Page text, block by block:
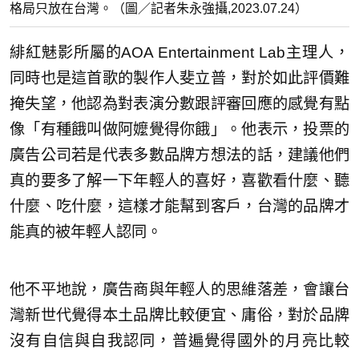
格局只放在台灣。（圖／記者朱永強攝,2023.07.24）
緋紅魅影所屬的AOA Entertainment Lab主理人，
同時也是這首歌的製作人斐立普，對於如此評價難
掩失望，他認為對表演分數跟評審回應的感覺有點
像「有種餓叫做阿嬤覺得你餓」。他表示，投票的
廣告公司若是代表多數品牌方想法的話，建議他們
真的要多了解一下年輕人的喜好，喜歡看什麼、聽
什麼、吃什麼，這樣才能幫到客戶，台灣的品牌才
能真的被年輕人認同。
他不平地說，廣告商與年輕人的思維落差，會讓台
灣新世代覺得本土品牌比較便宜、庸俗，對於品牌
沒有自信與自我認同，普遍覺得國外的月亮比較